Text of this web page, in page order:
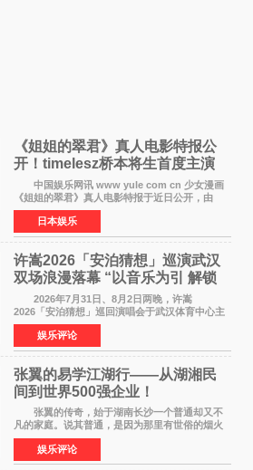
《姐姐的翠君》真人电影特报公
开！timelesz桥本将生首度主演
12月4日上映
中国娱乐网讯 www yule com cn 少女漫画
《姐姐的翠君》真人电影特报于近日公开，由
timelesz成员桥本将生担任主演，这也是他首次
担任电影主演，引发高度关注。 女高中生咲
苗翠（中岛瑠菜
日本娱乐
许嵩2026「安泊猜想」巡演武汉
双场浪漫落幕 “以音乐为引 解锁
江城记忆”
2026年7月31日、8月2日两晚，许嵩
2026「安泊猜想」巡回演唱会于武汉体育中心主
体育场盛大开唱。许嵩与数万歌迷在此相聚，从
浪漫惬意的舞台设计到充满诚意与惊喜的现场互
动，共同开启了一场关于
娱乐评论
张翼的易学江湖行——从湖湘民
间到世界500强企业！
张翼的传奇，始于湖南长沙一个普通却又不
凡的家庭。说其普通，是因为那里有世俗的烟火
气；说其不凡，是因为家中有一位洞悉天地玄机
的长者——他的爷爷。作为当地的风水师，爷爷
是张翼走进易学
娱乐评论